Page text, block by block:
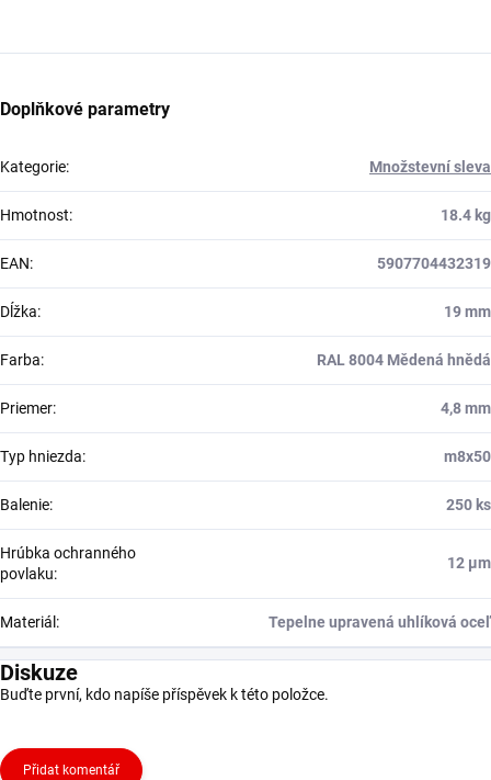
Doplňkové parametry
Kategorie: Množstevní sleva
Hmotnost: 18.4 kg
EAN: 5907704432319
Dĺžka: 19 mm
Farba: RAL 8004 Mědená hnědá
Priemer: 4,8 mm
Typ hniezda: m8x50
Balenie: 250 ks
Hrúbka ochranného
povlaku:
12 μm
Materiál : Tepelne upravená uhlíková oceľ
Diskuze
Buďte první, kdo napíše příspěvek k této položce.
Přidat komentář